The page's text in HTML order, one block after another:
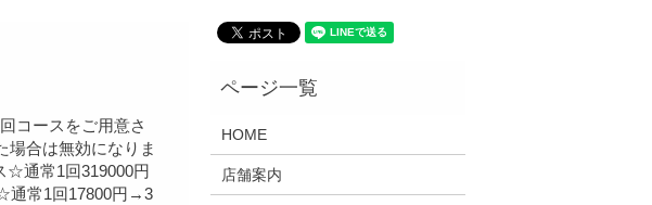
コースをご用意さ
場合は無効になりま
☆通常1回319000円
通常1回17800円→3
HOME
店舗案内